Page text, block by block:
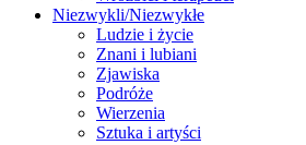
Niezwykli/Niezwykłe
Ludzie i życie
Znani i lubiani
Zjawiska
Podróże
Wierzenia
Sztuka i artyści